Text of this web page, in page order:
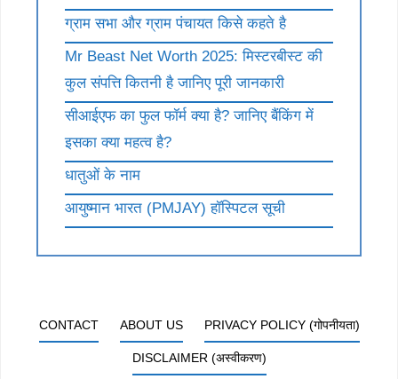
ग्राम सभा और ग्राम पंचायत किसे कहते है
Mr Beast Net Worth 2025: मिस्टरबीस्ट की
कुल संपत्ति कितनी है जानिए पूरी जानकारी
सीआईएफ का फुल फॉर्म क्या है? जानिए बैंकिंग में
इसका क्या महत्व है?
धातुओं के नाम
आयुष्मान भारत (PMJAY) हॉस्पिटल सूची
CONTACT ABOUT US PRIVACY POLICY (गोपनीयता)
DISCLAIMER (अस्वीकरण)